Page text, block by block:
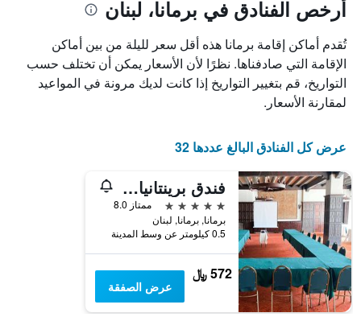
مع
التصنيف
حسب
النجوم
يتضمن
المخطط
1
التي
تعرض
فئات
الفنادق
بالنجوم.
يتضمن
المخطط
1
محور
Y
الذي
أرخص الفنادق في برمانا، لبنان
تُقدم أماكن إقامة برمانا هذه أقل سعر لليلة من بين أماكن
الإقامة التي صادفناها. نظرًا لأن الأسعار يمكن أن تختلف حسب
التواريخ، قم بتغيير التواريخ إذا كانت لديك مرونة في المواعيد
لمقارنة الأسعار.
عرض كل الفنادق البالغ عددها 32
فندق برينتانيا بالاس
5 نجوم
ممتاز 8.0
برمانا, برمانا, لبنان
0.5 كيلومتر عن وسط المدينة
572 ﷼
عرض الصفقة